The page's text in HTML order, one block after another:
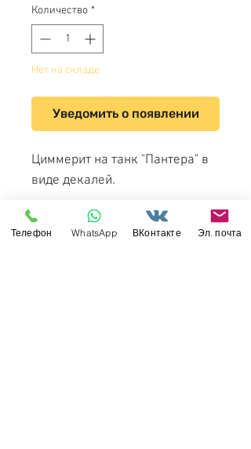
Количество *
Нет на складе
Уведомить о появлении
Циммерит на танк "Пантера" в
виде декалей.
Meng Model SPS-051 1/35
German Medium Tank Sd.Kfz.171
Телефон WhatsApp ВКонтакте Эл. почта